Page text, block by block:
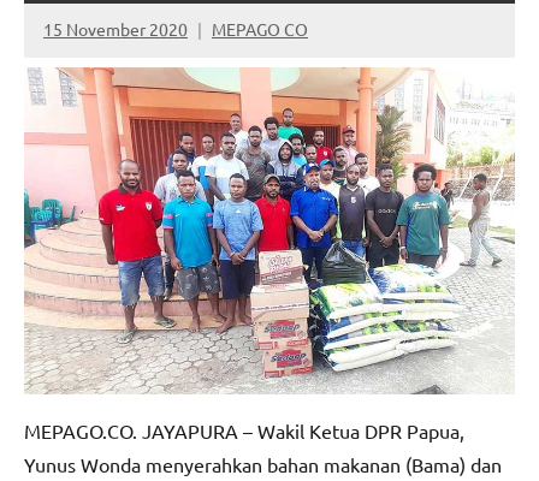
15 November 2020 MEPAGO CO
No
comments
MEPAGO.CO. JAYAPURA – Wakil Ketua DPR Papua,
Yunus Wonda menyerahkan bahan makanan (Bama) dan